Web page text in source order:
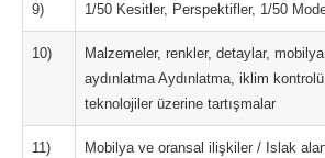
9) 1/50 Kesitler, Perspektifler, 1/50
10)
Malzemeler, renkler, detaylar, mobilya
aydınlatma Aydınlatma, iklim
teknolojiler üzerine tartışmalar
11)
Mobilya ve oransal ilişkiler / Islak